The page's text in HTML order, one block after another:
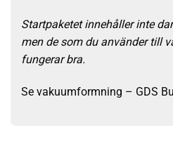
Startpaketet innehåller inte
men de som du använder till
fungerar bra.
Se vakuumformning – GDS